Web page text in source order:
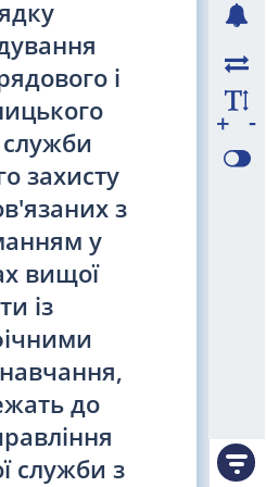
і
захисту
з
у
вищої
із
до
служби з
-
+